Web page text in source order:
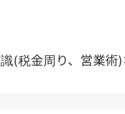
(税金周り、営業術